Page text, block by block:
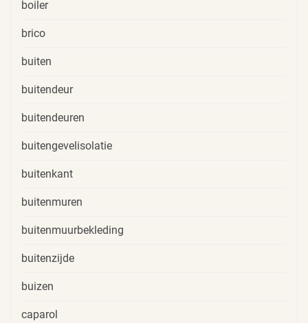
boiler
brico
buiten
buitendeur
buitendeuren
buitengevelisolatie
buitenkant
buitenmuren
buitenmuurbekleding
buitenzijde
buizen
caparol